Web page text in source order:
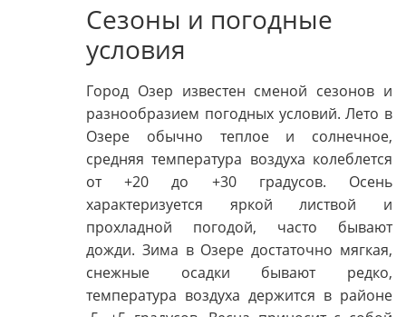
Сезоны и погодные
условия
Город Озер известен сменой сезонов и
разнообразием погодных условий. Лето в
Озере обычно теплое и солнечное,
средняя температура воздуха колеблется
от +20 до +30 градусов. Осень
характеризуется яркой листвой и
прохладной погодой, часто бывают
дожди. Зима в Озере достаточно мягкая,
снежные осадки бывают редко,
температура воздуха держится в районе